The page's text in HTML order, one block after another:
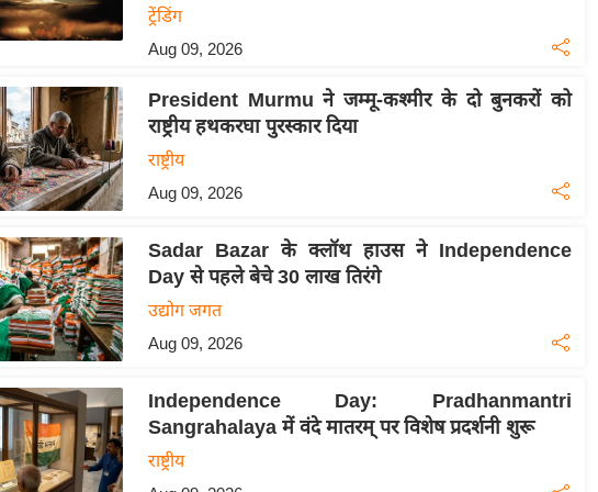
ट्रेंडिंग
Aug 09, 2026
President Murmu ने जम्मू-कश्मीर के दो बुनकरों को
राष्ट्रीय हथकरघा पुरस्कार दिया
राष्ट्रीय
Aug 09, 2026
Sadar Bazar के क्लॉथ हाउस ने Independence
Day से पहले बेचे 30 लाख तिरंगे
उद्योग जगत
Aug 09, 2026
Independence Day: Pradhanmantri
Sangrahalaya में वंदे मातरम् पर विशेष प्रदर्शनी शुरू
राष्ट्रीय